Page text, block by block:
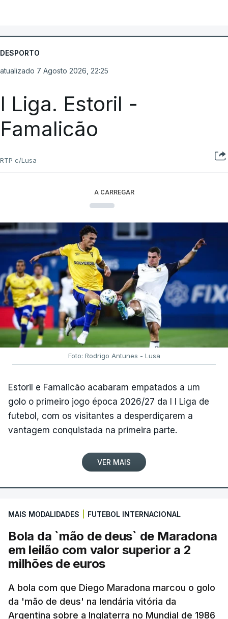
DESPORTO
atualizado 7 Agosto 2026, 22:25
I Liga. Estoril -
Famalicão
RTP c/Lusa
A CARREGAR
Foto: Rodrigo Antunes - Lusa
Estoril e Famalicão acabaram empatados a um
golo o primeiro jogo época 2026/27 da I I Liga de
futebol, com os visitantes a desperdiçarem a
vantagem conquistada na primeira parte.
VER MAIS
MAIS MODALIDADES FUTEBOL INTERNACIONAL
Bola da `mão de deus` de Maradona
em leilão com valor superior a 2
milhões de euros
A bola com que Diego Maradona marcou o golo
da 'mão de deus' na lendária vitória da
Argentina sobre a Inglaterra no Mundial de 1986